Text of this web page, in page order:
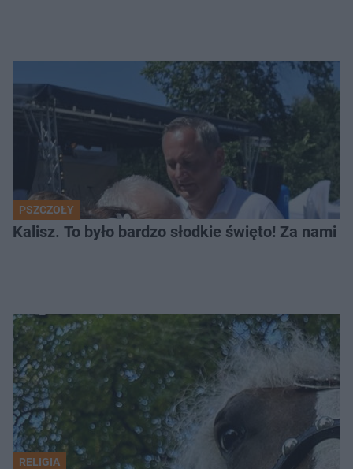
PSZCZOŁY
Kalisz. To było bardzo słodkie święto! Za nami
RELIGIA